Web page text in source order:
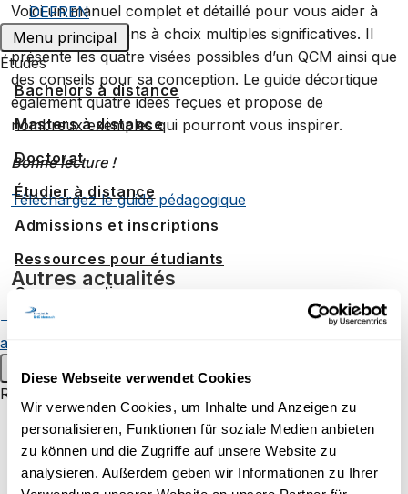
Diese Webseite verwendet Cookies
Wir verwenden Cookies, um Inhalte und Anzeigen zu
personalisieren, Funktionen für soziale Medien anbieten
zu können und die Zugriffe auf unsere Website zu
analysieren. Außerdem geben wir Informationen zu Ihrer
DEFREN
Menu principal
Études
Bachelors à distance
Masters à distance
Doctorat
Étudier à distance
Admissions et inscriptions
Ressources pour étudiants
Campus en ligne
Formation continue
alumni
Menu principal
Recherche
Groupes de recherche
Projets de recherche au sein
d'UniDistance Suisse
Voici un manuel complet et détaillé pour vous aider à
créer des questions à choix multiples significatives. Il
présente les quatre visées possibles d’un QCM ainsi que
des conseils pour sa conception. Le guide décortique
également quatre idées reçues et propose de
nombreux exemples qui pourront vous inspirer.
Bonne lecture !
Téléchargez le guide pédagogique
Autres actualités
se préparer à un examen en ligne
Thierry Godel analyse le recrutement pour l’armée